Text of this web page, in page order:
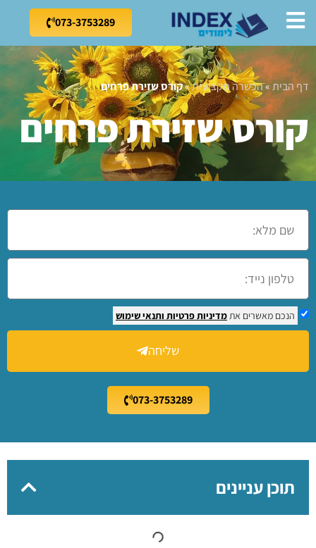
073-3753289
דף הבית»הכשרה מקצועית»קורס שזירת פרחים
קורס שזירת פרחים
הנכם מאשרים אתמדיניות פרטיות ותנאי שימוש
שליחה
073-3753289
תוכן עניינים